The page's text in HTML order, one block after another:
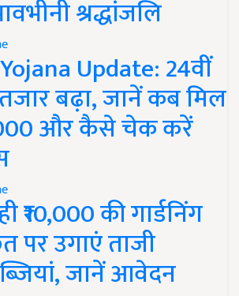
श्रद्धांजलि
Update: 24वीं
बढ़ा, जानें कब मिल
और कैसे चेक करें
₹10,000 की गार्डनिंग
पर उगाएं ताजी
जानें आवेदन